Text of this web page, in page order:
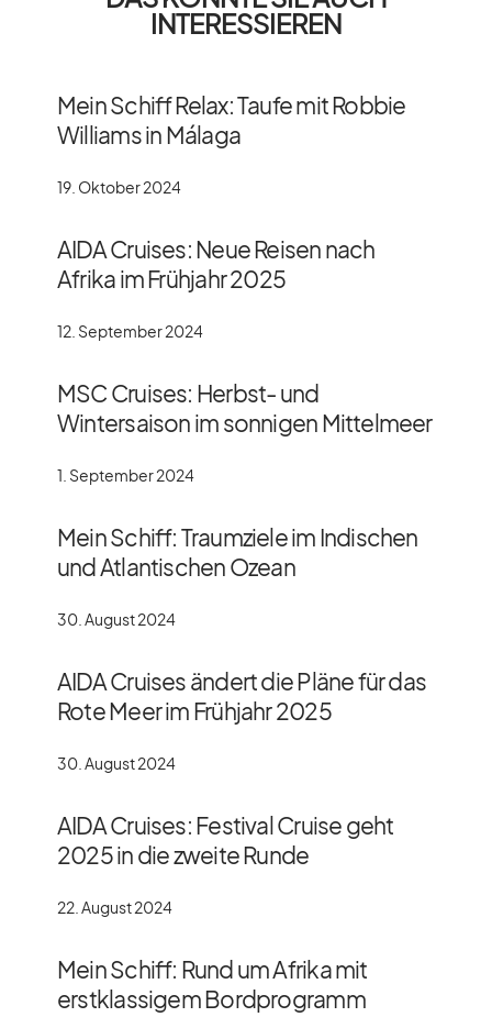
INTERESSIEREN
Mein Schiff Relax: Taufe mit Robbie
Williams in Málaga
19. Oktober 2024
AIDA Cruises: Neue Reisen nach
Afrika im Frühjahr 2025
12. September 2024
MSC Cruises: Herbst- und
Wintersaison im sonnigen Mittelmeer
1. September 2024
Mein Schiff: Traumziele im Indischen
und Atlantischen Ozean
30. August 2024
AIDA Cruises ändert die Pläne für das
Rote Meer im Frühjahr 2025
30. August 2024
AIDA Cruises: Festival Cruise geht
2025 in die zweite Runde
22. August 2024
Mein Schiff: Rund um Afrika mit
erstklassigem Bordprogramm